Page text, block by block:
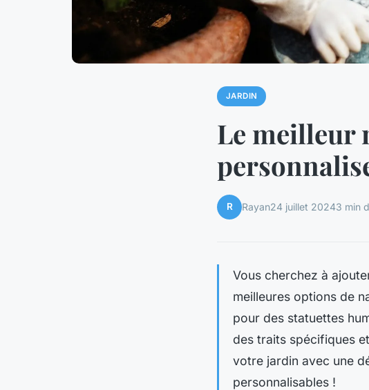
JARDIN
Le meilleur
R Rayan24 juillet 20243 min
Vous cherchez à
meilleures options de
pour des statuettes
des traits spécifiques
votre jardin avec une
personnalisables !